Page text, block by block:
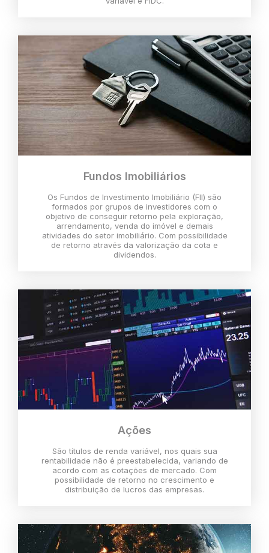
Fundos Imobiliários
Os Fundos de Investimento Imobiliário (FII) são
formados por grupos de investidores com o
objetivo de conseguir retorno pela exploração,
arrendamento, venda do imóvel e demais
atividades do setor imobiliário. Com possibilidade
de retorno através da valorização da cota e
dividendos.
Ações
São títulos de renda variável, nos quais sua
rentabilidade não é preestabelecida, variando de
acordo com as cotações de mercado. Com
possibilidade de retorno no crescimento e
distribuição de lucros das empresas.